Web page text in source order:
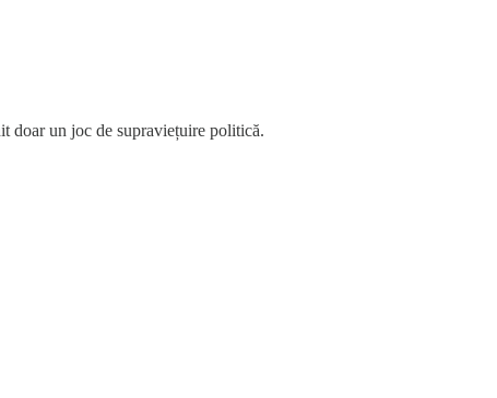
doar un joc de supraviețuire politică.